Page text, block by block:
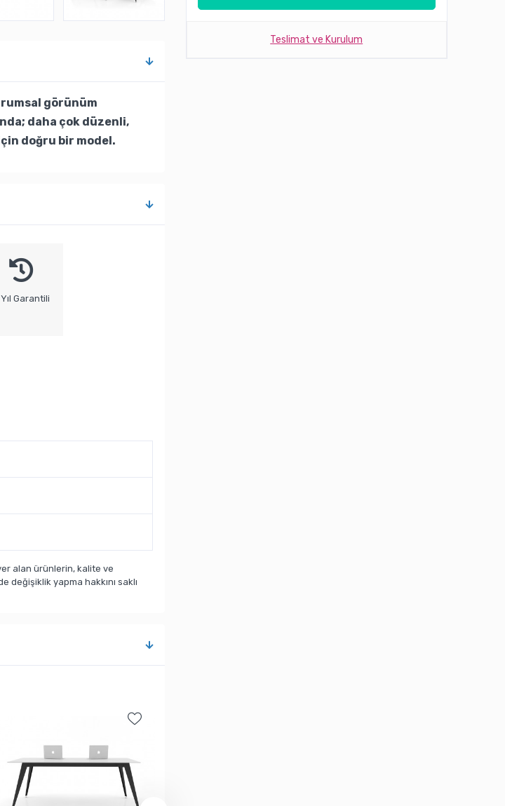
görünüm
daha çok düzenli,
doğru bir model.
Garantili
alan ürünlerin, kalite ve
değişiklik yapma hakkını saklı
Teslimat ve Kurulum